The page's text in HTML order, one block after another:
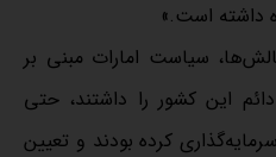
داشته است.»
سیاست امارات مبنی بر
این کشور را داشتند، حتی
کرده بودند و تعیین